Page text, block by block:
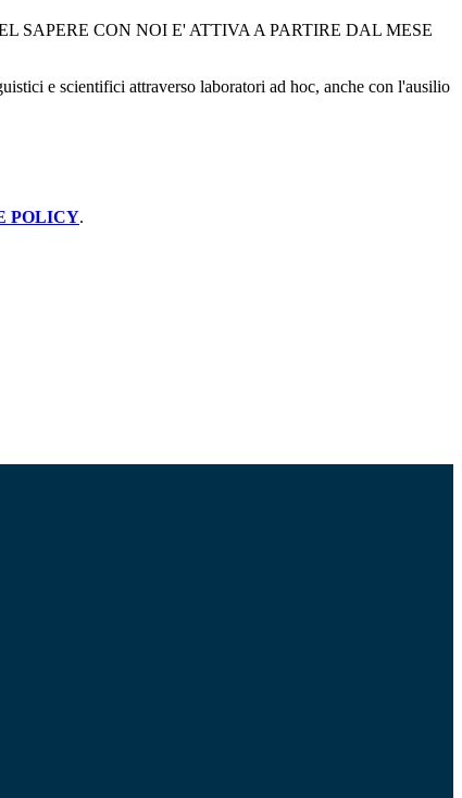
SAPERE CON NOI E' ATTIVA A PARTIRE DAL MESE
e scientifici attraverso laboratori ad hoc, anche con l'ausilio
POLICY.